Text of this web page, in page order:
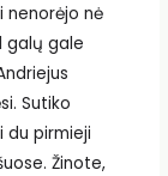
nenorėjo nė
galų gale
Sutiko
du pirmieji
Žinote,